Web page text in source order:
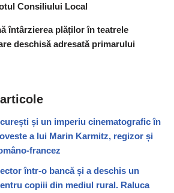
Consiliului Local
întârzierea plăților în teatrele
deschisă adresată primarului
și un imperiu cinematografic în
a lui Marin Karmitz, regizor și
francez
într-o bancă și a deschis un
copiii din mediul rural. Raluca